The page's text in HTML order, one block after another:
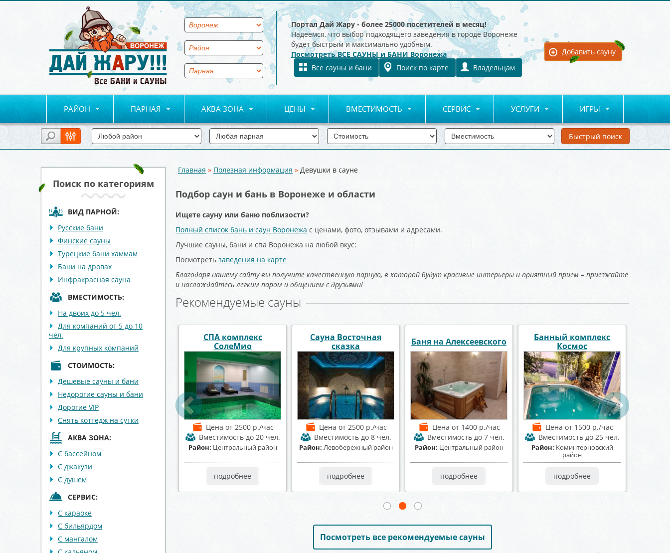
Портал Дай Жару - более 25000 посетителей в месяц!
Надеемся, что выбор подходящего заведения в городе Воронеже
будет быстрым и максимально удобным.
Посмотреть ВСЕ САУНЫ и БАНИ Воронежа
Все сауны и бани
Поиск по карте Владельцам
Для владельцев:
Добавить сауну
РАЙОН ПАРНАЯ АКВА ЗОНА ЦЕНЫ ВМЕСТИМОСТЬ СЕРВИС УСЛУГИ ИГРЫ
Поиск по категориям
ВИД ПАРНОЙ:
Русские бани
Финские сауны
Турецкие бани хаммам
Бани на дровах
Инфракрасная сауна
ВМЕСТИМОСТЬ:
На двоих до 5 чел.
Для компаний от 5 до 10
чел.
Для крупных компаний
СТОИМОСТЬ:
Дешевые сауны и бани
Недорогие сауны и бани
Дорогие VIP
Снять коттедж на сутки
АКВА ЗОНА:
С бассейном
С джакузи
С душем
СЕРВИС:
С караоке
С бильярдом
С мангалом
Вы здесь
Главная » Полезная информация » Девушки в сауне
Подбор саун и бань в Воронеже и области
Ищете сауну или баню поблизости?
Полный список бань и саун Воронежа с ценами, фото, отзывами и адресами.
Лучшие сауны, бани и спа Воронежа на любой вкус:
Посмотреть заведения на карте
Благодаря нашему сайту вы получите качественную парную, в которой будут красивые интерьеры и приятный прием – приезжайте
и наслаждайтесь легким паром и общением с друзьями!
Рекомендуемые сауны
до 20 чел.
сказка
Ценаот 2500 р./час
Вместимость
Баня на Алексеевского
Цена от 1400 р./час
Вместимостьдо 7 чел.
Район: Центральный район
подробнее
Банный комплекс
Космос
Цена от 1500 р./час
Вместимость до 25 чел.
Район:Коминтерновский
подробнее
Сауна и баня Апельсин
Цена от 1500 р./час
Вместимость до 20 чел.
Район:Коминтерновский
подробнее
Сауна «Диана»
Цена от 1500 р./час
Вместимостьдо 6 чел.
Район:Центральный район
подробнее
Посмотреть все рекомендуемые сауны